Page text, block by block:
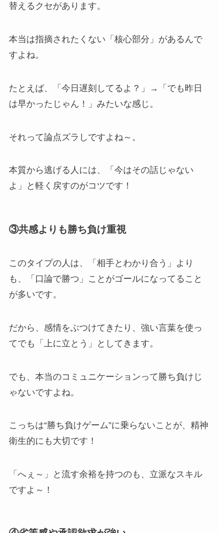
替えるクセがあります。
本当は指摘されたくない「核心部分」があるんで
すよね。
たとえば、「今日遅刻してるよ？」→「でも昨日
は早かったじゃん！」みたいな感じ。
それって論点ズラしですよね～。
本質から逃げる人には、「今はその話じゃない
よ」と軽く戻すのがコツです！
③共感よりも勝ち負け重視
このタイプの人は、「相手とわかり合う」より
も、「口論で勝つ」ことがゴールになってること
が多いです。
だから、感情をぶつけてきたり、強い言葉を使っ
てでも「上に立とう」としてきます。
でも、本当のコミュニケーションって勝ち負けじ
ゃないですよね。
こっちは“勝ち負けゲーム”に乗らないことが、精神
衛生的にも大切です！
「へぇ～」と流す余裕を持つのも、立派なスキル
ですよ～！